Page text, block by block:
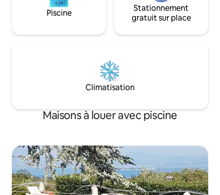
Piscine
Stationnement
gratuit sur place
Climatisation
Maisons à louer avec piscine